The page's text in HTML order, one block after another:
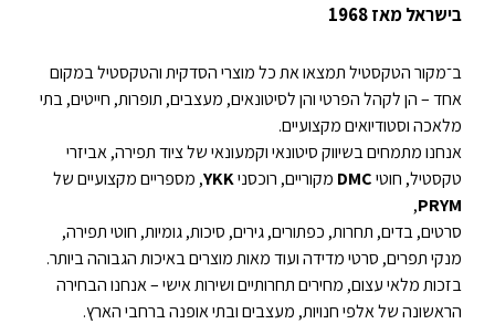
בישראל מאז 1968
ב־מקור הטקסטיל תמצאו את כל מוצרי הסדקית והטקסטיל במקום
אחד – הן לקהל הפרטי והן לסיטונאים, מעצבים, תופרות, חייטים, בתי
מלאכה וסטודיואים מקצועיים.
אנחנו מתמחים בשיווק סיטונאי וקמעונאי של ציוד תפירה, אביזרי
טקסטיל, חוטיDMC מקוריים, רוכסניYKK, מספריים מקצועיים של
PRYM
,
סרטים, בדים, תחרות, כפתורים, גירים, סיכות, גומיות, חוטי תפירה,
מנקי תפרים, סרטי מדידה ועוד מאות מוצרים באיכות הגבוהה ביותר.
בזכות מלאי עצום, מחירים תחרותיים ושירות אישי – אנחנו הבחירה
הראשונה של אלפי חנויות, מעצבים ובתי אופנה ברחבי הארץ.